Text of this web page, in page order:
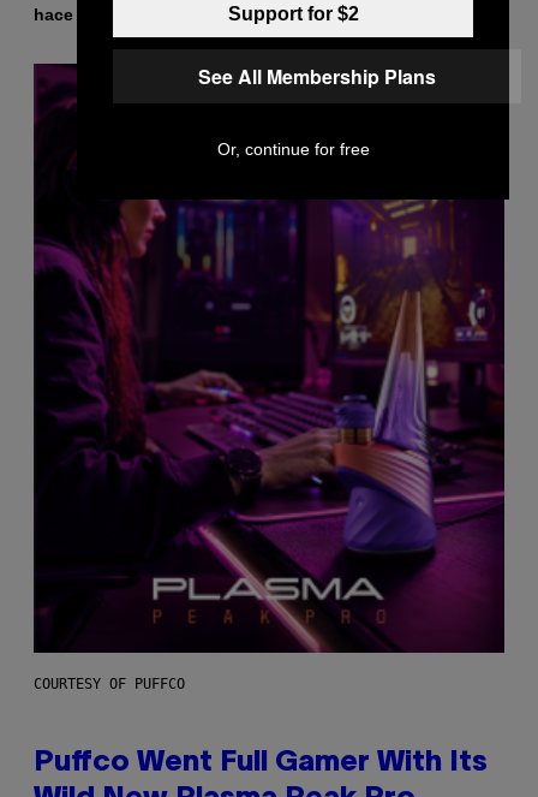
hace 4 horas Dan Milam
COURTESY OF PUFFCO
Puffco Went Full Gamer With Its
Support for $2
See All Membership Plans
Or, continue for free